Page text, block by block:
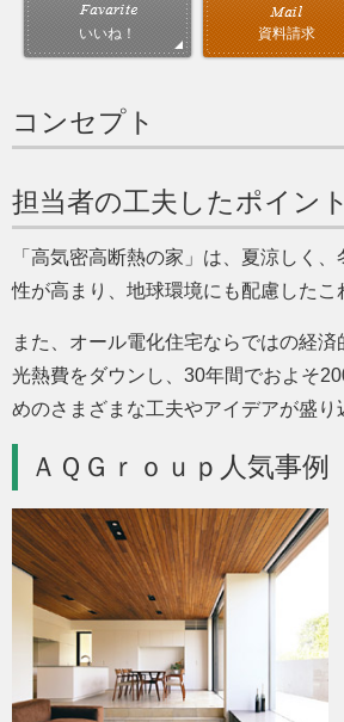
いいね！ 資料請求
コンセプト
担当者の工夫したポイント
高気密高断熱の家
は、夏涼しく
性が高まり、地球環境にも配慮した
また、オール電化住宅ならではの経
光熱費をダウンし、30年間でおよそ
めのさまざまな工夫やアイデアが盛
ＡＱＧｒｏｕｐ人気事例